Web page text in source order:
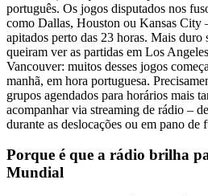
português. Os jogos disputados nos
como Dallas, Houston ou Kansas City
apitados perto das 23 horas. Mais duro
queiram ver as partidas em Los
Vancouver: muitos desses jogos
manhã, em hora portuguesa.
grupos agendados para horários mais
acompanhar via streaming de rádio –
durante as deslocações ou em pano
Porque é que a rádio brilha
Mundial